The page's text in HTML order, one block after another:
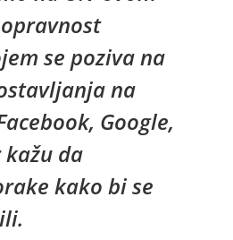
se poziva na
na
Google,
da
kako bi se